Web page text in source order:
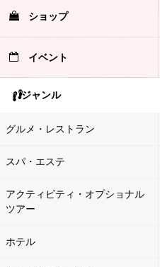
ショップ
イベント
ジャンル
グルメ・レストラン
スパ・エステ
アクティビティ・オプショナル
ツアー
ホテル